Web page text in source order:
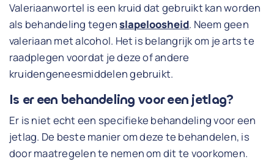
Valeriaanwortel is een kruid dat gebruikt kan worden
als behandeling tegenslapeloosheid. Neem geen
valeriaan met alcohol. Het is belangrijk om je arts te
raadplegen voordat je deze of andere
kruidengeneesmiddelen gebruikt.
Is er een behandeling voor een jetlag?
Er is niet echt een specifieke behandeling voor een
jetlag. De beste manier om deze te behandelen, is
door maatregelen te nemen om dit te voorkomen.